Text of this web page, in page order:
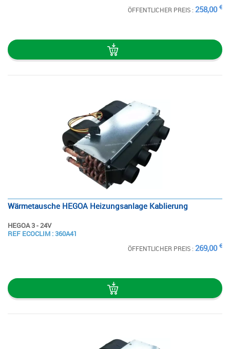
ÖFFENTLICHER PREIS : 258,00 €
Wärmetausche HEGOA Heizungsanlage Kablierung
HEGOA 3 - 24V
REF ECOCLIM : 360A41
ÖFFENTLICHER PREIS : 269,00 €